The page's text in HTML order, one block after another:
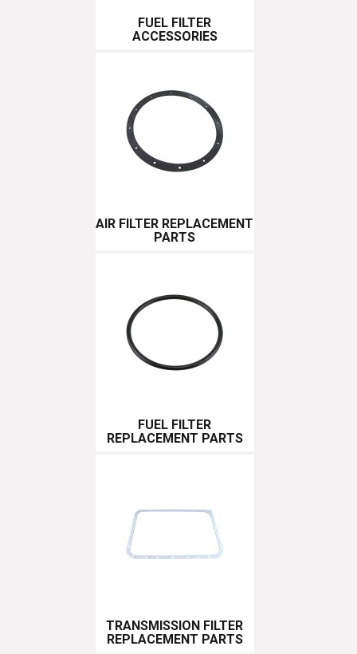
FUEL FILTER
ACCESSORIES
AIR FILTER REPLACEMENT
PARTS
FUEL FILTER
REPLACEMENT PARTS
TRANSMISSION FILTER
REPLACEMENT PARTS